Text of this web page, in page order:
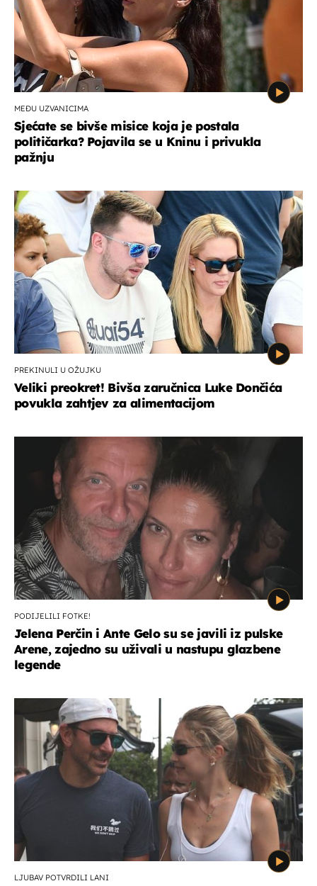
MEĐU UZVANICIMA
Sjećate se bivše misice koja je postala
političarka? Pojavila se u Kninu i privukla
pažnju
PREKINULI U OŽUJKU
Veliki preokret! Bivša zaručnica Luke Dončića
povukla zahtjev za alimentacijom
PODIJELILI FOTKE!
Jelena Perčin i Ante Gelo su se javili iz pulske
Arene, zajedno su uživali u nastupu glazbene
legende
LJUBAV POTVRDILI LANI